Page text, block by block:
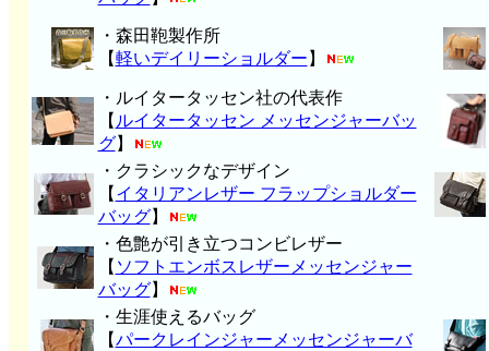
・森田鞄製作所
【軽いデイリーショルダー 】
・ルイタータッセン社の代表作
【 ルイタータッセン メッセンジャーバッ
グ】
・クラシックなデザイン
【 イタリアンレザー フラップショルダー
バッグ】
・色艶が引き立つコンビレザー
【 ソフトエンボスレザーメッセンジャー
バッグ】
・生涯使えるバッグ
【パークレインジャーメッセンジャーバ